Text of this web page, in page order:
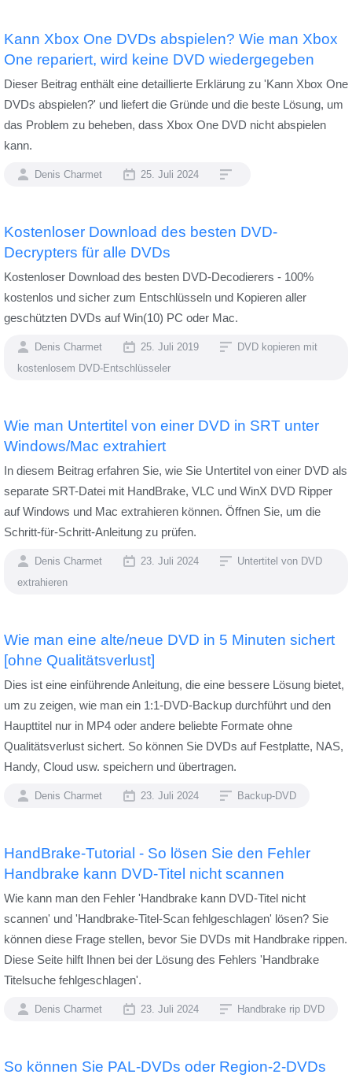
Kann Xbox One DVDs abspielen? Wie man Xbox
One repariert, wird keine DVD wiedergegeben
Dieser Beitrag enthält eine detaillierte Erklärung zu 'Kann Xbox One
DVDs abspielen?' und liefert die Gründe und die beste Lösung, um
das Problem zu beheben, dass Xbox One DVD nicht abspielen
kann.
Denis Charmet 25. Juli 2024
Kostenloser Download des besten DVD-
Decrypters für alle DVDs
Kostenloser Download des besten DVD-Decodierers - 100%
kostenlos und sicher zum Entschlüsseln und Kopieren aller
geschützten DVDs auf Win(10) PC oder Mac.
Denis Charmet 25. Juli 2019
DVD kopieren mit
kostenlosem DVD-Entschlüsseler
Wie man Untertitel von einer DVD in SRT unter
Windows/Mac extrahiert
In diesem Beitrag erfahren Sie, wie Sie Untertitel von einer DVD als
separate SRT-Datei mit HandBrake, VLC und WinX DVD Ripper
auf Windows und Mac extrahieren können. Öffnen Sie, um die
Schritt-für-Schritt-Anleitung zu prüfen.
Denis Charmet 23. Juli 2024
Untertitel von DVD
extrahieren
Wie man eine alte/neue DVD in 5 Minuten sichert
[ohne Qualitätsverlust]
Dies ist eine einführende Anleitung, die eine bessere Lösung bietet,
um zu zeigen, wie man ein 1:1-DVD-Backup durchführt und den
Haupttitel nur in MP4 oder andere beliebte Formate ohne
Qualitätsverlust sichert. So können Sie DVDs auf Festplatte, NAS,
Handy, Cloud usw. speichern und übertragen.
Denis Charmet 23. Juli 2024 Backup-DVD
HandBrake-Tutorial - So lösen Sie den Fehler
Handbrake kann DVD-Titel nicht scannen
Wie kann man den Fehler 'Handbrake kann DVD-Titel nicht
scannen' und 'Handbrake-Titel-Scan fehlgeschlagen' lösen? Sie
können diese Frage stellen, bevor Sie DVDs mit Handbrake rippen.
Diese Seite hilft Ihnen bei der Lösung des Fehlers 'Handbrake
Titelsuche fehlgeschlagen'.
Denis Charmet 23. Juli 2024 Handbrake rip DVD
So können Sie PAL-DVDs oder Region-2-DVDs